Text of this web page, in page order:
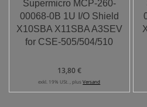
Supermicro MCP-260-
00068-0B 1U I/O Shield
X10SBA X11SBA A3SEV
for CSE-505/504/510
13,80 €
exkl. 19% USt. , plusVersand